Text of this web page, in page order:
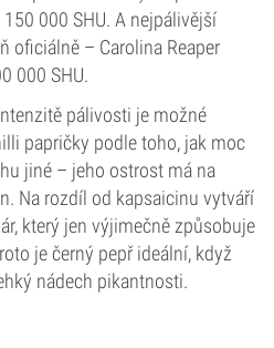
000 SHU. A nejpálivější
oficiálně – Carolina Reaper
000 SHU.
pálivosti je možné
papričky podle toho, jak moc
jiné – jeho ostrost má na
Na rozdíl od kapsaicinu vytváří
který jen výjimečně způsobuje
je černý pepř ideální, když
nádech pikantnosti.